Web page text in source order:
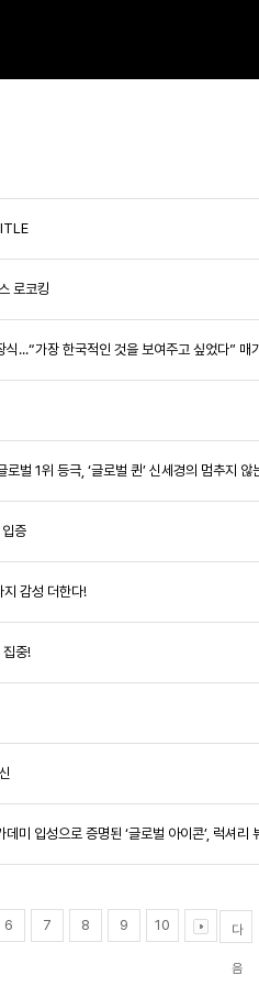
로코킹
가장 한국적인 것을 보여주고 싶었다” 매
벌 1위 등극, ‘글로벌 퀸’ 신세경의 멈추지 않
증
감성 더한다!
중!
입성으로 증명된 ‘글로벌 아이콘’, 럭셔리
6 7 8 9 10 다
음